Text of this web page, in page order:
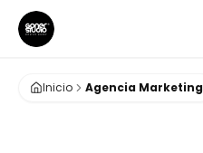
Inicio Agencia Marketing